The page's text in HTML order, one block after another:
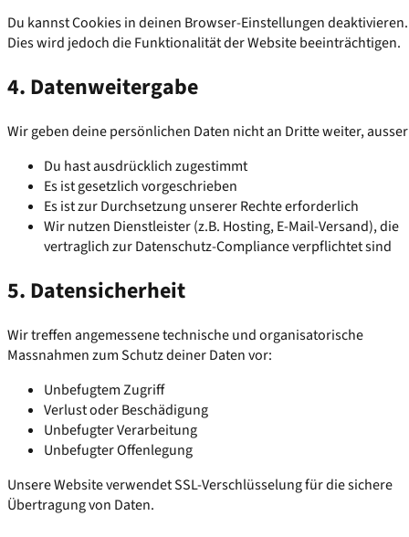
Du kannst Cookies in deinen Browser-Einstellungen deaktivieren.
Dies wird jedoch die Funktionalität der Website beeinträchtigen.
4. Datenweitergabe
Wir geben deine persönlichen Daten nicht an Dritte weiter,
Du hast ausdrücklich zugestimmt
Es ist gesetzlich vorgeschrieben
Es ist zur Durchsetzung unserer Rechte erforderlich
Wir nutzen Dienstleister (z.B. Hosting, E-Mail-Versand), die
vertraglich zur Datenschutz-Compliance verpflichtet sind
5. Datensicherheit
Wir treffen angemessene technische und organisatorische
Massnahmen zum Schutz deiner Daten vor:
Unbefugtem Zugriff
Verlust oder Beschädigung
Unbefugter Verarbeitung
Unbefugter Offenlegung
Unsere Website verwendet SSL-Verschlüsselung für die sichere
Übertragung von Daten.